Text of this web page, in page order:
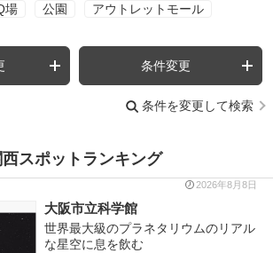
場 公園 アウトレットモール
条件変更
条件を変更して検索
西スポットランキング
2026年8月8日
大阪市立科学館
世界最大級のプラネタリウムのリアル
な星空に息を飲む